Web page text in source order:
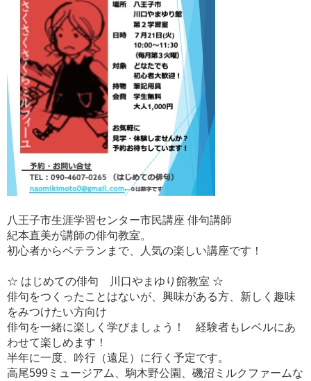
八王子市生涯学習センター市民講座 俳句講師
紀本直美が講師の俳句教室。
初心者からベテランまで、人気の楽しい講座です！
☆ はじめての俳句 川口やまゆり館教室 ☆
俳句をつくったことはないが、興味がある方、新しく趣味
をみつけたい方向け
俳句を一緒に楽しく学びましょう！ 経験者もレベルにあ
わせて楽しめます！
半年に一度、吟行（遠足）に行く予定です。
高尾599ミュージアム、駒木野公園、磯沼ミルクファームな